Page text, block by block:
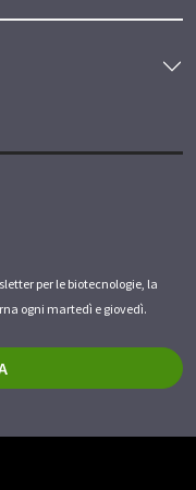
per le biotecnologie, la
ogni martedì e giovedì.